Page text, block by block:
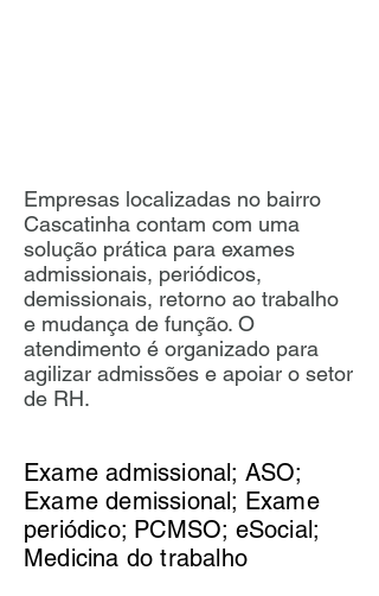
Empresas localizadas no bairro
Cascatinha contam com uma
solução prática para exames
admissionais, periódicos,
demissionais, retorno ao trabalho
e mudança de função. O
atendimento é organizado para
agilizar admissões e apoiar o setor
de RH.
Exame admissional; ASO;
Exame demissional; Exame
periódico; PCMSO; eSocial;
Medicina do trabalho